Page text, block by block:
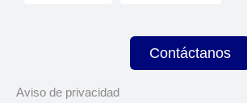
Contáctanos
Aviso de privacidad